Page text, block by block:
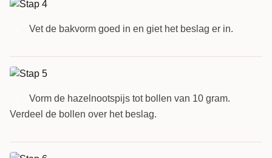
Vet de bakvorm goed in en giet het beslag er in.
Vorm de hazelnootspijs tot bollen van 10 gram.
Verdeel de bollen over het beslag.